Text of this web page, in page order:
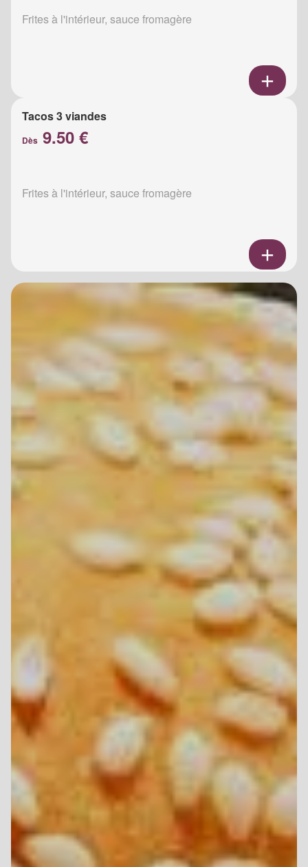
Frites à l'intérieur, sauce fromagère
Tacos 3 viandes
Dès 9.50 €
Frites à l'intérieur, sauce fromagère